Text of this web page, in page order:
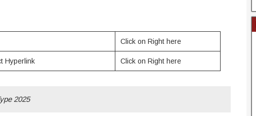
Click on Right here
Hyperlink Click on Right here
2025